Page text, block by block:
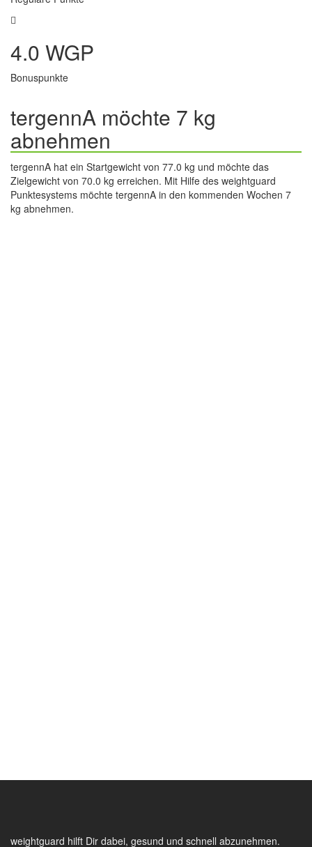
4.0 WGP
Bonuspunkte
tergennA möchte 7 kg
abnehmen
tergennA hat ein Startgewicht von 77.0 kg und möchte das
Zielgewicht von 70.0 kg erreichen. Mit Hilfe des weightguard
Punktesystems möchte tergennA in den kommenden Wochen 7
kg abnehmen.
weightguard hilft Dir dabei, gesund und schnell abzunehmen.